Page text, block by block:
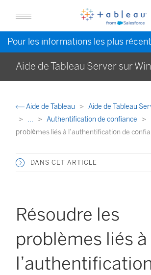
Aide de Tableau Server sur
Aide de Tableau
Aide de Tableau
...
Authentification de confiance
problèmes liés à l’authentification de
DANS CET ARTICLE
Résoudre les
problèmes liés à